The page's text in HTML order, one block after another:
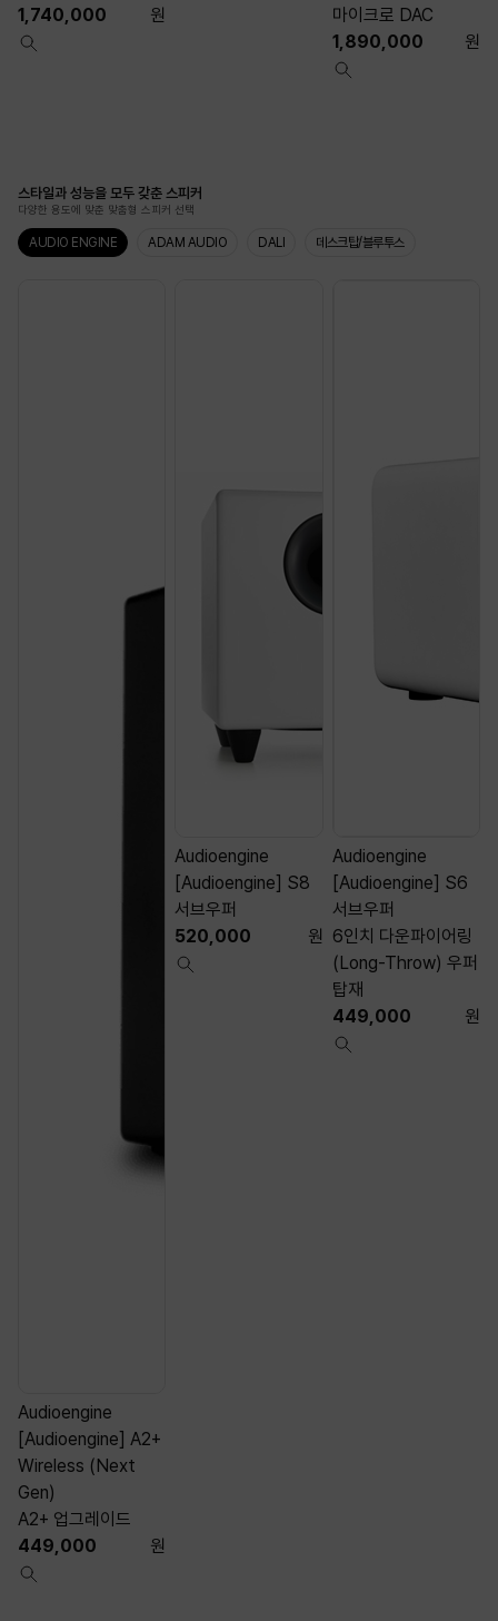
1,740,000
원
마이크로 DAC
1,890,000
원
스타일과 성능을 모두 갖춘 스피커
다양한 용도에 맞춘 맞춤형 스피커 선택
AUDIO ENGINE ADAM AUDIO DALI 데스크탑/블루투스
Audioengine
[Audioengine] A2+
Wireless (Next
Gen)
A2+ 업그레이드
449,000
원
Audioengine
[Audioengine] S8
서브우퍼
520,000
원
Audioengine
[Audioengine] S6
서브우퍼
6인치 다운파이어링
(Long-Throw) 우퍼
탑재
449,000
원